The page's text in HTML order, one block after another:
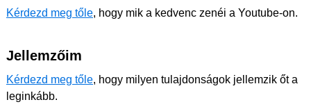
Kérdezd meg tőle, hogy mik a kedvenc zenéi a Youtube-on.
Jellemzőim
Kérdezd meg tőle, hogy milyen tulajdonságok jellemzik őt a
leginkább.